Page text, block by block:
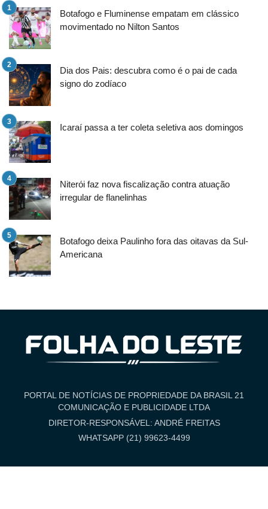
Botafogo e Fluminense empatam em clássico
movimentado no Nilton Santos
Dia dos Pais: descubra como é o pai de cada
signo do zodíaco
Icaraí passa a ter coleta seletiva aos domingos
Niterói faz nova fiscalização contra atuação
irregular de flanelinhas
Botafogo deixa Paulinho fora das oitavas da Sul-
Americana
PORTAL DE NOTÍCIAS DE PROPRIEDADE DA BRASIL 21
COMUNICAÇÃO E PUBLICIDADE LTDA
DIRETOR-RESPONSÁVEL: ANDRÉ FREITAS
WHATSAPP (21) 99623-4499